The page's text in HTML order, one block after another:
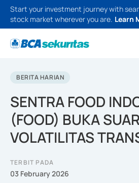
Start your investment journey with
stock market wherever you are. Learn
BERITA HARIAN
SENTRA FOOD
(FOOD) BUKA
VOLATILITAS
TERBIT PADA
03 February 2026